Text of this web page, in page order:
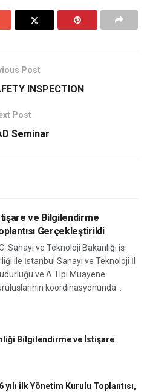
Post
INSPECTION
Post
Seminar
ve Bilgilendirme
Gerçekleştirildi
Sanayi ve Teknoloji Bakanlığı iş
ile İstanbul Sanayi ve Teknoloji İl
ve A Tipi Muayene
koordinasyonunda...
Bilgilendirme ve İstişare
yılı ilk Yönetim Kurulu Toplantısı,